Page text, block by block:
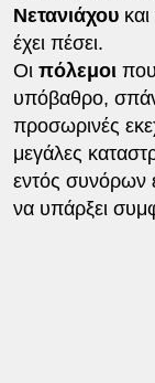
Νετανιάχουκαι
έχει πέσει.
Οι πόλεμοι
υπόβαθρο,
προσωρινές
μεγάλες
εντός συνόρων
να υπάρξει